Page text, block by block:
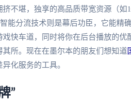
不堪，独享的高品质带宽资源（如
能分流技术则是幕后功臣，它能精
快车道，同时将你在后台播放的优
所。现在在墨尔本的朋友们想知道
化服务的工具。
”